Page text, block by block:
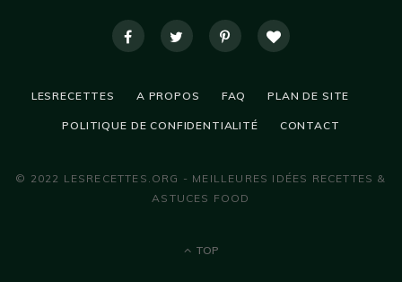
LESRECETTES A PROPOS FAQ PLAN DE SITE
POLITIQUE DE CONFIDENTIALITÉ CONTACT
© 2022 LESRECETTES.ORG - MEILLEURES IDÉES RECETTES &
ASTUCES FOOD
TOP